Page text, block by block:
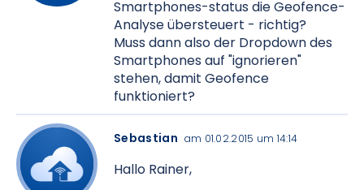
Smartphones-status die Geofence-
Analyse übersteuert - richtig?
Muss dann also der Dropdown des
Smartphones auf "ignorieren"
stehen, damit Geofence
funktioniert?
Sebastian am 01.02.2015 um 14:14
Hallo Rainer,